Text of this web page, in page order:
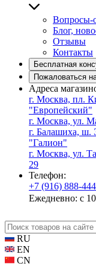
Вопросы-
Блог,
Отзывы
Контакты
Бесплатная
Пожаловаться
Адреса
г. Москва, пл.
"Европейский"
г. Москва, ул.
г. Балашиха, ш.
"Галион"
г. Москва, ул.
29
Телефон:
+7 (916) 888-
Ежедневно: с
RU
EN
CN